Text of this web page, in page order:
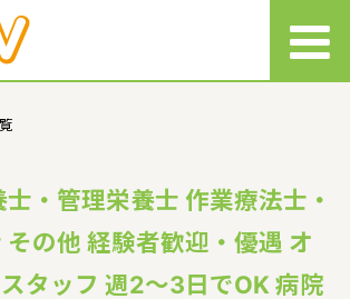
士・管理栄養士 作業療法士・
の他 経験者歓迎・優遇 オ
タッフ 週2～3日でOK 病院